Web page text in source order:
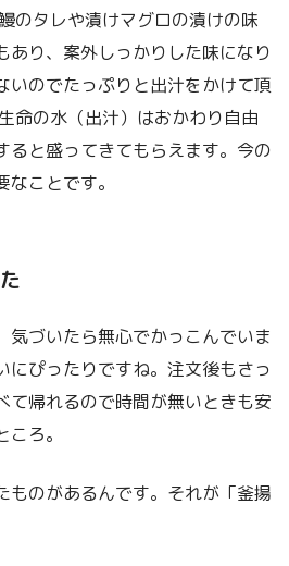
のタレや漬けマグロの漬けの味
あり、案外しっかりした味になり
いのでたっぷりと出汁をかけて頂
命の水（出汁）はおかわり自由
ると盛ってきてもらえます。今の
ことです。
気づいたら無心でかっこんでいま
にぴったりですね。注文後もさっ
て帰れるので時間が無いときも安
ろ。
ものがあるんです。それが「釜揚